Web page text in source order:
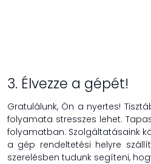
3. Élvezze a gépét!
Gratulálunk, Ön a nyertes!
folyamata stresszes lehet.
folyamatban. Szolgáltatásaink
a gép rendeltetési helyre
szerelésben tudunk segíteni,